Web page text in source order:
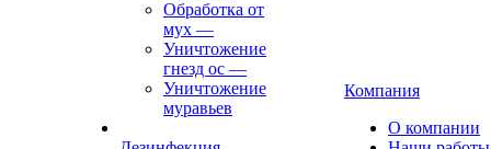
Обработка от
мух —
Уничтожение
гнезд ос —
Уничтожение
муравьев
Компания
О компании